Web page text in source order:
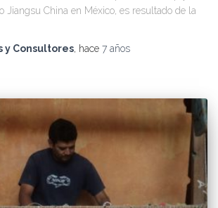
Jiangsu China en México, es resultado de la
y Consultores, hace 7 años